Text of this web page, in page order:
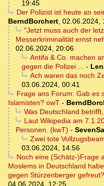
19:45
Der Polizist ist heute an
BerndBorchert, 02.06.2024,
"Jetzt muss auch der
Messerkriminalität ernst
02.06.2024, 20:06
Antifa & Co. machen
gegen die Polizei ... -
Ach waren das noch
03.06.2024, 00:41
Frage ans Forum: Gab es
Islamisten? owT -
Was Deutschland betrifft,
Laut Wikipedia am
Personen. (kwT) -
Zwei tote
03.06.2024, 14:56
Noch eine (Schätz-)Frage
Moslems in Deutschland
gegen Stürzenberger
04.06.2024, 12:25